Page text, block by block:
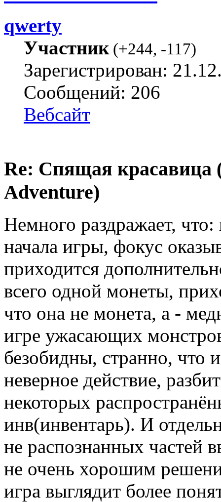
qwerty
Участник(+244, -117)
Зарегистрирован:
Сообщений: 206
Вебсайт
Re: Спящая красавица
Adventure)
Немного раздражает,
начала игры, фокус
приходится
всего одной монеты,
что она не монета, а -
игре ужасающих
безобидны, странно, что
неверное действие,
некоторых
инв(инвентарь). И
не распознанных частей
не очень хорошим
игра выглядит более